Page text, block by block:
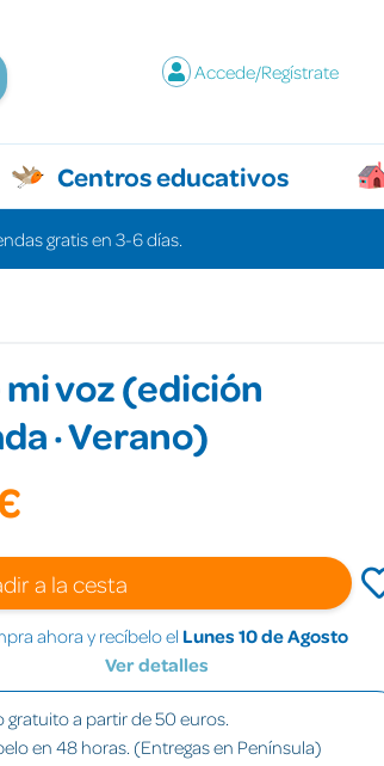
Accede/Regístrate
Centros educativos
gratis en 3-6 días.
mi voz (edición
· Verano)
a la cesta
ahora y recíbelo el Lunes 10 de Agosto
Ver detalles
gratuito a partir de 50 euros.
en 48 horas. (Entregas en Península)